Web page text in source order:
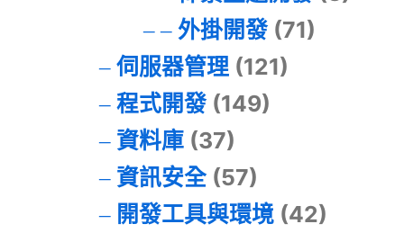
外掛開發(71)
伺服器管理(121)
程式開發(149)
資料庫(37)
資訊安全(57)
開發工具與環境(42)